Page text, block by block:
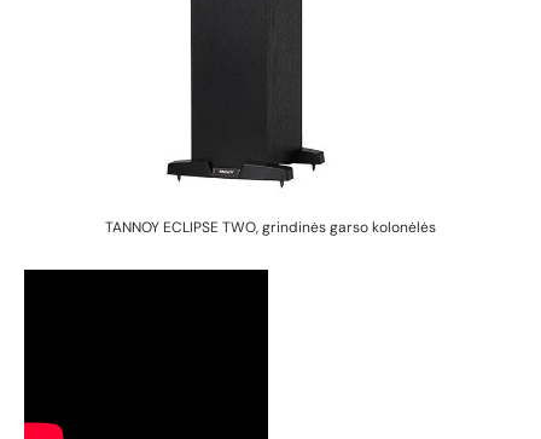
TANNOY ECLIPSE TWO, grindinės garso kolonėlės